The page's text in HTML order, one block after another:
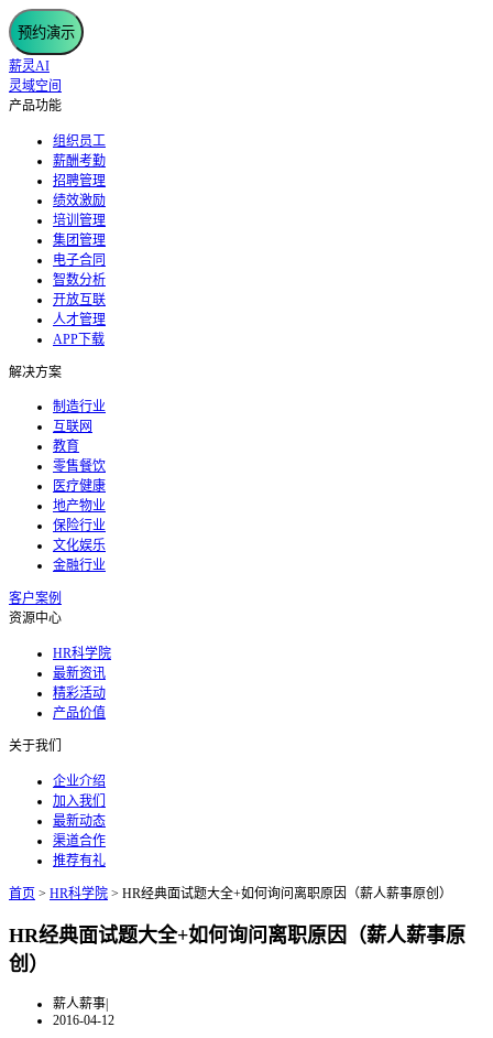
预约演示
薪灵AI
灵域空间
产品功能
组织员工
薪酬考勤
招聘管理
绩效激励
培训管理
集团管理
电子合同
智数分析
开放互联
人才管理
APP下载
解决方案
制造行业
互联网
教育
零售餐饮
医疗健康
地产物业
保险行业
文化娱乐
金融行业
客户案例
资源中心
HR科学院
最新资讯
精彩活动
产品价值
关于我们
企业介绍
加入我们
最新动态
渠道合作
推荐有礼
首页 > HR科学院 > HR经典面试题大全+如何询问离职原因（薪人薪事原创）
HR经典面试题大全+如何询问离职原因（薪人薪事原
创）
薪人薪事|
2016-04-12